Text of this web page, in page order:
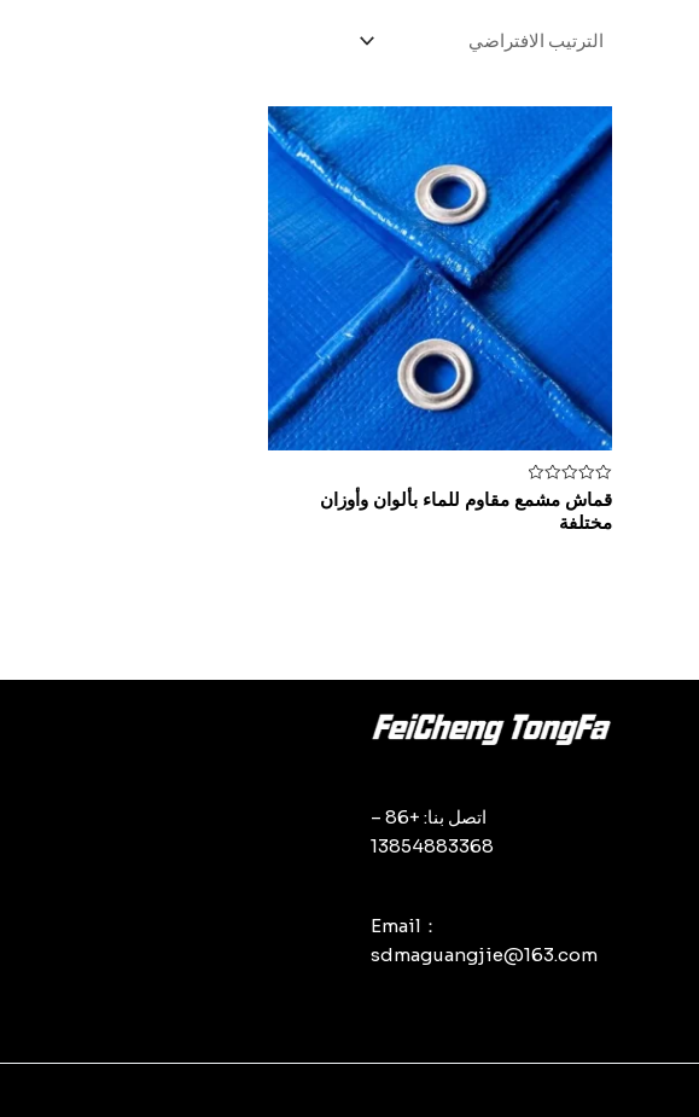
تم
التقييم
0
قماش مشمع مقاوم للماء بألوان وأوزان
مختلفة
اتصل بنا: +86 –
13854883368
Email：
sdmaguangjie@163.com